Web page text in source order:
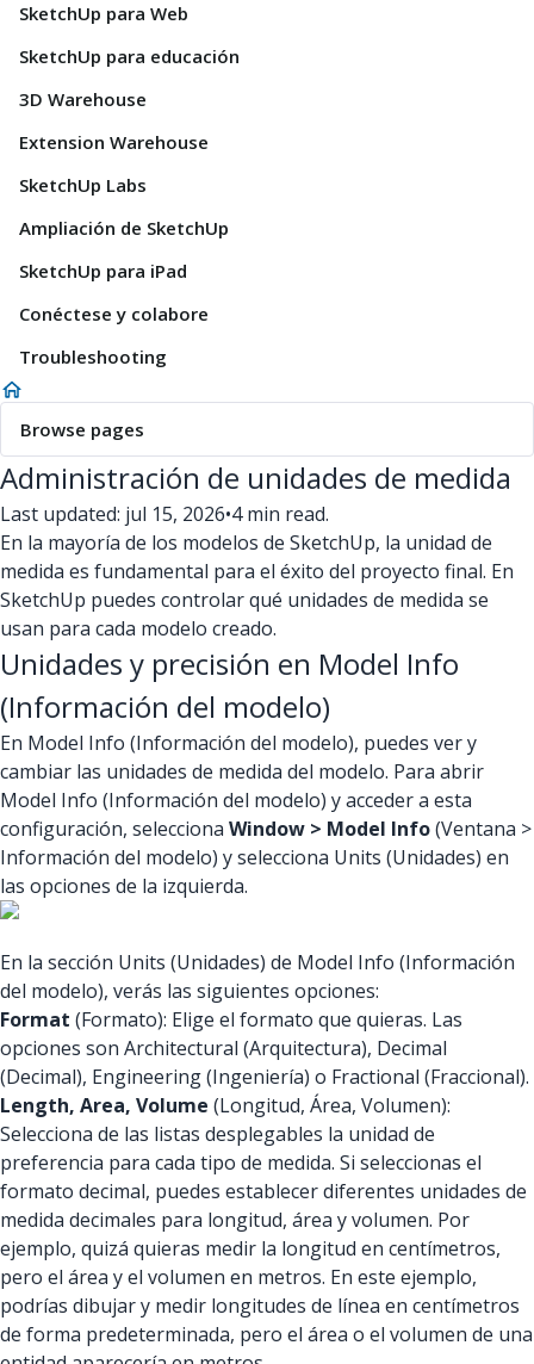
SketchUp para Web
SketchUp para educación
3D Warehouse
Extension Warehouse
SketchUp Labs
Ampliación de SketchUp
SketchUp para iPad
Conéctese y colabore
Troubleshooting
Browse pages
Administración de unidades de medida
Last updated: jul 15, 2026•4 min read.
En la mayoría de los modelos de SketchUp, la unidad de
medida es fundamental para el éxito del proyecto final. En
SketchUp puedes controlar qué unidades de medida se
usan para cada modelo creado.
Unidades y precisión en Model Info
(Información del modelo)
En Model Info (Información del modelo), puedes ver y
cambiar las unidades de medida del modelo. Para abrir
Model Info (Información del modelo) y acceder a esta
configuración, selecciona Window > Model Info(Ventana >
Información del modelo) y selecciona Units (Unidades) en
las opciones de la izquierda.
En la sección Units (Unidades) de Model Info (Información
del modelo), verás las siguientes opciones:
Format (Formato): Elige el formato que quieras. Las
opciones son Architectural (Arquitectura), Decimal
(Decimal), Engineering (Ingeniería) o Fractional (Fraccional).
Length, Area, Volume (Longitud, Área, Volumen):
Selecciona de las listas desplegables la unidad de
preferencia para cada tipo de medida. Si seleccionas el
formato decimal, puedes establecer diferentes unidades de
medida decimales para longitud, área y volumen. Por
ejemplo, quizá quieras medir la longitud en centímetros,
pero el área y el volumen en metros. En este ejemplo,
podrías dibujar y medir longitudes de línea en centímetros
de forma predeterminada, pero el área o el volumen de una